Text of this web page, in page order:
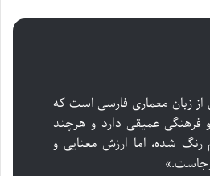
از زبان معماری فارسی است که
فرهنگی عمیقی دارد و هرچند
رنگ شده، اما ارزش معنایی و